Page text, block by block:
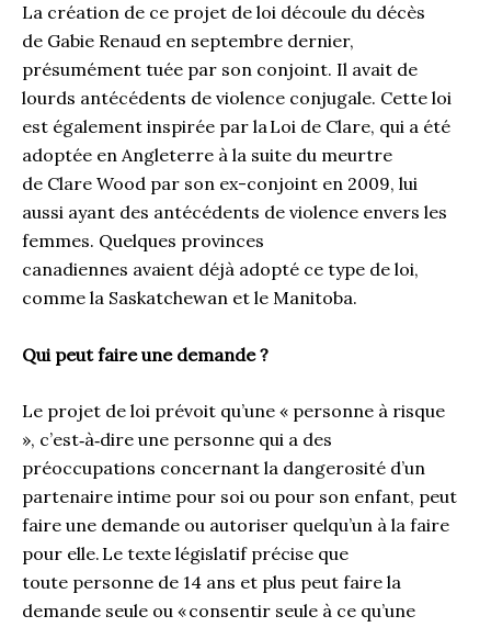
La création de ce projet de loi découle du décès
de Gabie Renaud en septembre dernier,
présumément tuée par son conjoint. Il avait de
lourds antécédents de violence conjugale. Cette loi
est également inspirée par la Loi de Clare, qui a été
adoptée en Angleterre à la suite du meurtre
de Clare Wood par son ex-conjoint en 2009, lui
aussi ayant des antécédents de violence envers les
femmes. Quelques provinces
canadiennes avaient déjà adopté ce type de loi,
comme la Saskatchewan et le Manitoba.
Qui peut faire une demande ?
Le projet de loi prévoit qu’une « personne à risque
», c’est‑à‑dire une personne qui a des
préoccupations concernant la dangerosité d’un
partenaire intime pour soi ou pour son enfant, peut
faire une demande ou autoriser quelqu’un à la faire
pour elle. Le texte législatif précise que
toute personne de 14 ans et plus peut faire la
demande seule ou « consentir seule à ce qu’une